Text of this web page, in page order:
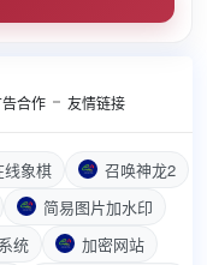
告合作 友情链接
线象棋
召唤神龙2
简易图片加水印
统 加密网站